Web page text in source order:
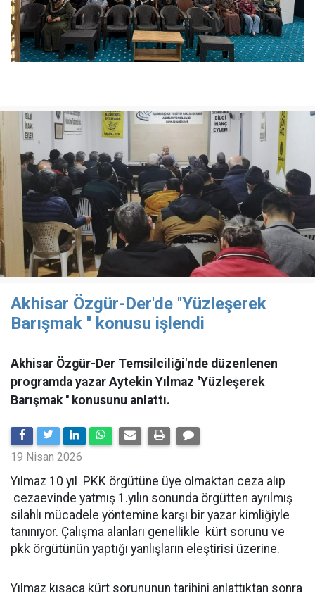
Akhisar Özgür-Der'de ''Yüzleşerek
Barışmak '' konusu işlendi
Akhisar Özgür-Der Temsilciliği'nde düzenlenen
programda yazar Aytekin Yılmaz ''Yüzleşerek
Barışmak '' konusunu anlattı.
19 Nisan 2026
Yılmaz 10 yıl PKK örgütüne üye olmaktan ceza alıp
cezaevinde yatmış 1.yılın sonunda örgütten ayrılmış
silahlı mücadele yöntemine karşı bir yazar kimliğiyle
tanınıyor. Çalışma alanları genellikle kürt sorunu ve
pkk örgütünün yaptığı yanlışların eleştirisi üzerine.
Yılmaz kısaca kürt sorununun tarihini anlattıktan sonra